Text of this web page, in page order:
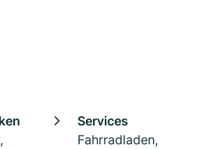
Services
Fahrradladen,